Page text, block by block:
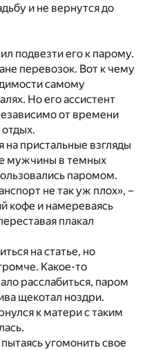
и не вернутся до
подвезти его к парому.
перевозок. Вот к чему
самому
Но его ассистент
от времени
пристальные взгляды
мужчины в темных
паромом.
не так уж плох», –
кофе и намереваясь
плакал
на статье, но
Какое-то
расслабиться, паром
щекотал ноздри.
к матери с таким
угомонить свое